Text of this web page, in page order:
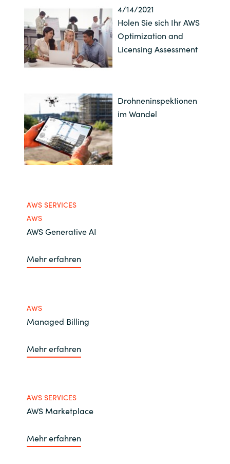
4/14/2021
Holen Sie sich Ihr AWS
Optimization and
Licensing Assessment
Drohneninspektionen
im Wandel
AWS SERVICES
AWS
AWS Generative AI
Mehr erfahren
AWS
Managed Billing
Mehr erfahren
AWS SERVICES
AWS Marketplace
Mehr erfahren